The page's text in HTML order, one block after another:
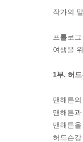
작가의
프롤로그
여생을
1부. 허
맨해튼
맨해튼
맨해튼
허드슨